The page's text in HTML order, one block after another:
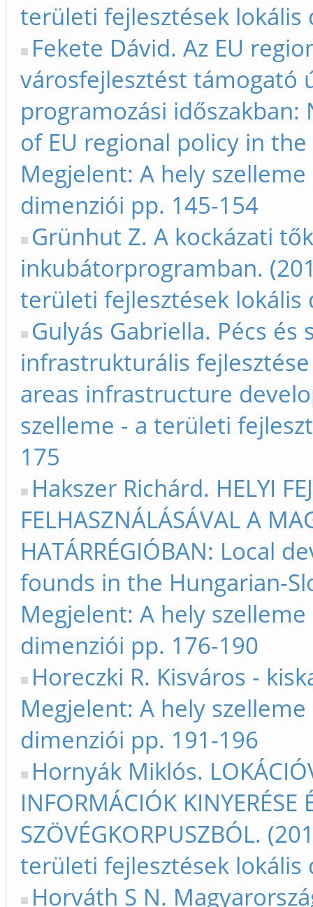
területi fejlesztések lokális
Fekete Dávid. Az EU
városfejlesztést támogató
programozási
of EU regional policy in
Megjelent: A hely
dimenziói pp. 145-154
Grünhut Z. A kockázati
inkubátorprogramban.
területi fejlesztések lokális
Gulyás Gabriella. Pécs
infrastrukturális
areas infrastructure
szelleme - a területi
175
Hakszer Richárd. HELYI
FELHASZNÁLÁSÁVAL A
HATÁRRÉGIÓBAN: Local
founds in the Hungarian-
Megjelent: A hely
dimenziói pp. 176-190
Horeczki R. Kisváros -
Megjelent: A hely
dimenziói pp. 191-196
Hornyák Miklós.
INFORMÁCIÓK KINYERÉSE
SZÖVÉGKORPUSZBÓL.
területi fejlesztések lokális
Horváth S N.